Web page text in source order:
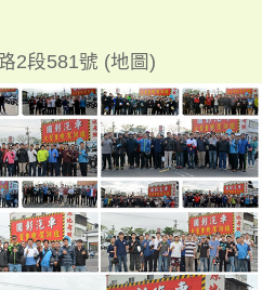
2段581號 (地圖)